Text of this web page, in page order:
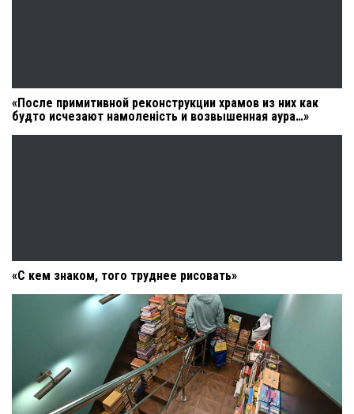
«После примитивной реконструкции храмов из них как
будто исчезают намоленість и возвышенная аура…»
«С кем знаком, того труднее рисовать»